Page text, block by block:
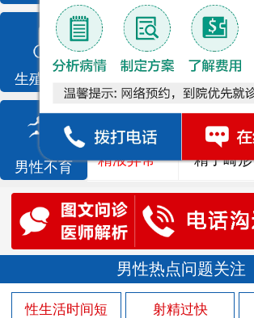
生殖感染
龟头炎 睾丸炎
尿相关 泌尿感染
男性不育
死精 少精
精液异常 精子畸形
男性热点问题关注
性生活时间短 射精过快